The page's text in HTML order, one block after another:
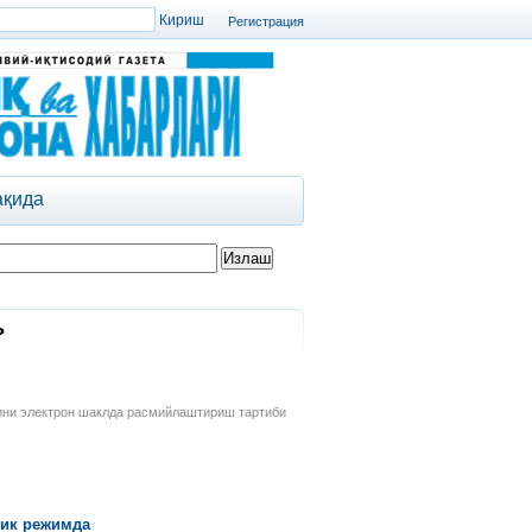
Регистрация
электрон шаклда расмийлаштириш тартиби
режимда